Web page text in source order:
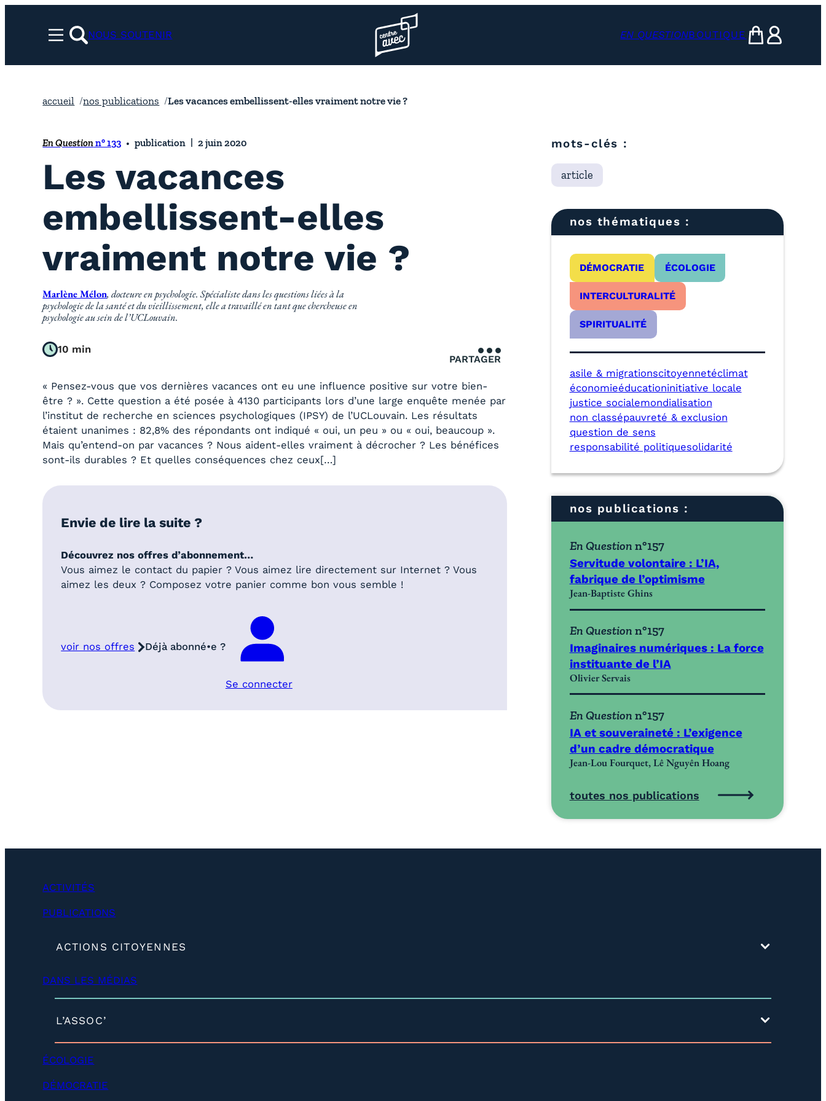
Menurechercher
NOUS SOUTENIR
Page d’accueil l’association
EN QUESTIONBOUTIQUE
mon panier
ma compte
accueil nos publications Les vacances embellissent-elles vraiment notre vie ?
En Questionn° 133 publication 2 juin 2020
Les vacances
embellissent-elles
vraiment notre vie ?
Marlène Mélon, docteure en psychologie. Spécialiste dans les questions liées à la
psychologie de la santé et du vieillissement, elle a travaillé en tant que chercheuse en
psychologie au sein de l’UCLouvain.
10 min
PARTAGER
« Pensez-vous que vos dernières vacances ont eu une influence positive sur votre bien-
être ? ». Cette question a été posée à 4130 participants lors d’une large enquête menée par
l’institut de recherche en sciences psychologiques (IPSY) de l’UCLouvain. Les résultats
étaient unanimes : 82,8% des répondants ont indiqué « oui, un peu » ou « oui, beaucoup ».
Mais qu’entend-on par vacances ? Nous aident-elles vraiment à décrocher ? Les bénéfices
sont-ils durables ? Et quelles conséquences chez ceux[…]
Envie de lire la suite ?
Découvrez nos offres d’abonnement…
Vous aimez le contact du papier ? Vous aimez lire directement sur Internet ? Vous
aimez les deux ? Composez votre panier comme bon vous semble !
voir nos offres Déjà abonné•e ?
Se connecter
mots-clés :
article
nos thématiques :
DÉMOCRATIE ÉCOLOGIE
INTERCULTURALITÉ
SPIRITUALITÉ
asile & migrationscitoyennetéclimat
économieéducationinitiative locale
justice socialemondialisation
non classépauvreté & exclusion
question de sens
responsabilité politiquesolidarité
nos publications :
Servitude volontaire : L’IA,
fabrique de l’optimisme
En Question n°157
Jean-Baptiste Ghins
Imaginaires numériques : La force
instituante de l’IA
En Question n°157
Olivier Servais
IA et souveraineté : L’exigence
d’un cadre démocratique
En Question n°157
Jean-Lou Fourquet, Lê Nguyên Hoang
toutes nos publications
ACTIVITÉS
PUBLICATIONS
ACTIONS CITOYENNES
e
p
DANS LES MÉDIAS
L’ASSOC’
é
l
o
ÉCOLOGIE
DÉMOCRATIE